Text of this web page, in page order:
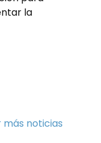
la
más noticias